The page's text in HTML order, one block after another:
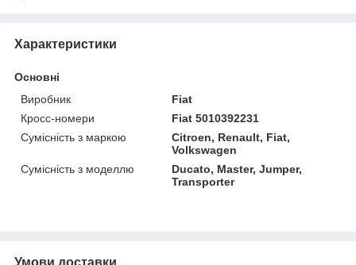
Характеристики
Основні
Виробник
Fiat
Кросс-номери
Fiat 5010392231
Сумісність з маркою
Citroen, Renault, Fiat,
Volkswagen
Сумісність з моделлю
Ducato, Master, Jumper,
Transporter
Умови доставки